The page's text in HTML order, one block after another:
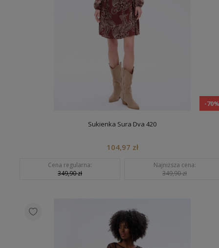
-
Sukienka Sura Dva 420
104,97 zł
Cena regularna:
349,90 zł
Najniższa cena:
349,90 zł